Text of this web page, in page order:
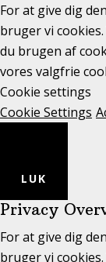
For at give dig
bruger vi
du brugen af
vores valgfrie
Cookie settings
Cookie Settings
LUK
Privacy
For at give dig
bruger vi